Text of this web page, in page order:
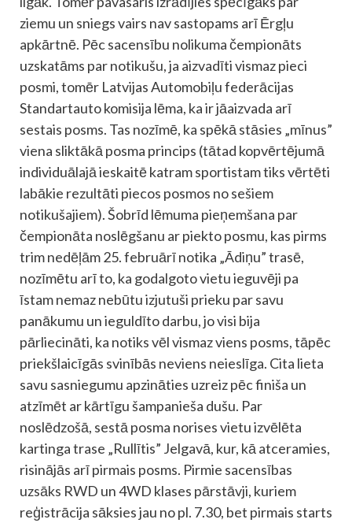
ziemu un sniegs vairs nav sastopams arī Ērgļu
apkārtnē. Pēc sacensību nolikuma čempionāts
uzskatāms par notikušu, ja aizvadīti vismaz pieci
posmi, tomēr Latvijas Automobiļu federācijas
Standartauto komisija lēma, ka ir jāaizvada arī
sestais posms. Tas nozīmē, ka spēkā stāsies „mīnus”
viena sliktākā posma princips (tātad kopvērtējumā
individuālajā ieskaitē katram sportistam tiks vērtēti
labākie rezultāti piecos posmos no sešiem
notikušajiem). Šobrīd lēmuma pieņemšana par
čempionāta noslēgšanu ar piekto posmu, kas pirms
trim nedēļām 25. februārī notika „Ādiņu” trasē,
nozīmētu arī to, ka godalgoto vietu ieguvēji pa
īstam nemaz nebūtu izjutuši prieku par savu
panākumu un ieguldīto darbu, jo visi bija
pārliecināti, ka notiks vēl vismaz viens posms, tāpēc
priekšlaicīgās svinībās neviens neieslīga. Cita lieta
savu sasniegumu apzināties uzreiz pēc finiša un
atzīmēt ar kārtīgu šampanieša dušu. Par
noslēdzošā, sestā posma norises vietu izvēlēta
kartinga trase „Rullītis” Jelgavā, kur, kā atceramies,
risinājās arī pirmais posms. Pirmie sacensības
uzsāks RWD un 4WD klases pārstāvji, kuriem
reģistrācija sāksies jau no pl. 7.30, bet pirmais starts